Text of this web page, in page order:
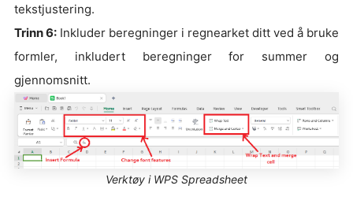
tekstjustering.
Trinn 6: Inkluder beregninger i regnearket ditt ved å bruke
formler, inkludert beregninger for summer og
gjennomsnitt.
Verktøy i WPS Spreadsheet